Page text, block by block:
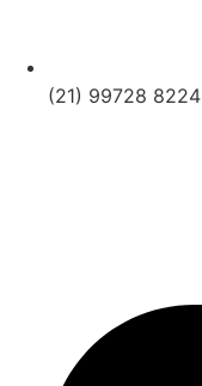
(21) 99728 8224